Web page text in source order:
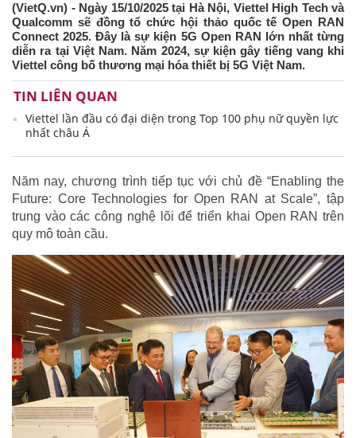
(VietQ.vn) - Ngày 15/10/2025 tại Hà Nội, Viettel High Tech và
Qualcomm sẽ đồng tổ chức hội thảo quốc tế Open RAN
Connect 2025. Đây là sự kiện 5G Open RAN lớn nhất từng
diễn ra tại Việt Nam. Năm 2024, sự kiện gây tiếng vang khi
Viettel công bố thương mại hóa thiết bị 5G Việt Nam.
TIN LIÊN QUAN
Viettel lần đầu có đại diện trong Top 100 phụ nữ quyền lực
nhất châu Á
Năm nay, chương trình tiếp tục với chủ đề “Enabling the
Future: Core Technologies for Open RAN at Scale”, tập
trung vào các công nghệ lõi để triển khai Open RAN trên
quy mô toàn cầu.